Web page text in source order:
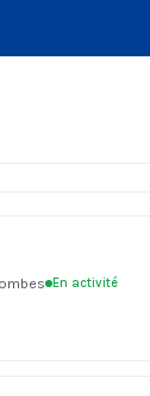
En activité